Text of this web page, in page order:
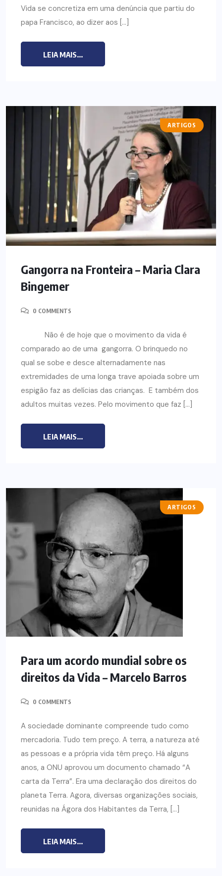
Vida se concretiza em uma denúncia que partiu do
papa Francisco, ao dizer aos […]
LEIA MAIS...
ARTIGOS
Gangorra na Fronteira – Maria Clara
Bingemer
0 COMMENTS
Não é de hoje que o movimento da vida é
comparado ao de uma gangorra. O brinquedo no
qual se sobe e desce alternadamente nas
extremidades de uma longa trave apoiada sobre um
espigão faz as delícias das crianças. E também dos
adultos muitas vezes. Pelo movimento que faz […]
LEIA MAIS...
ARTIGOS
Para um acordo mundial sobre os
direitos da Vida – Marcelo Barros
0 COMMENTS
A sociedade dominante compreende tudo como
mercadoria. Tudo tem preço. A terra, a natureza até
as pessoas e a própria vida têm preço. Há alguns
anos, a ONU aprovou um documento chamado “A
carta da Terra”. Era uma declaração dos direitos do
planeta Terra. Agora, diversas organizações sociais,
reunidas na Ágora dos Habitantes da Terra, […]
LEIA MAIS...